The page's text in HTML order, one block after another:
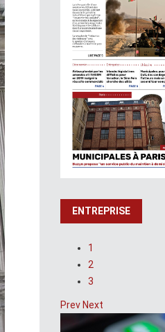
ENTREPRISE
1
2
3
Prev Next